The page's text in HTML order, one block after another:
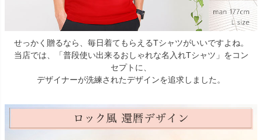
せっかく贈るなら、毎日着てもらえるTシャツがいいですよね。
当店では、「普段使い出来るおしゃれな名入れTシャツ」をコン
セプトに、
デザイナーが洗練されたデザインを追求しました。